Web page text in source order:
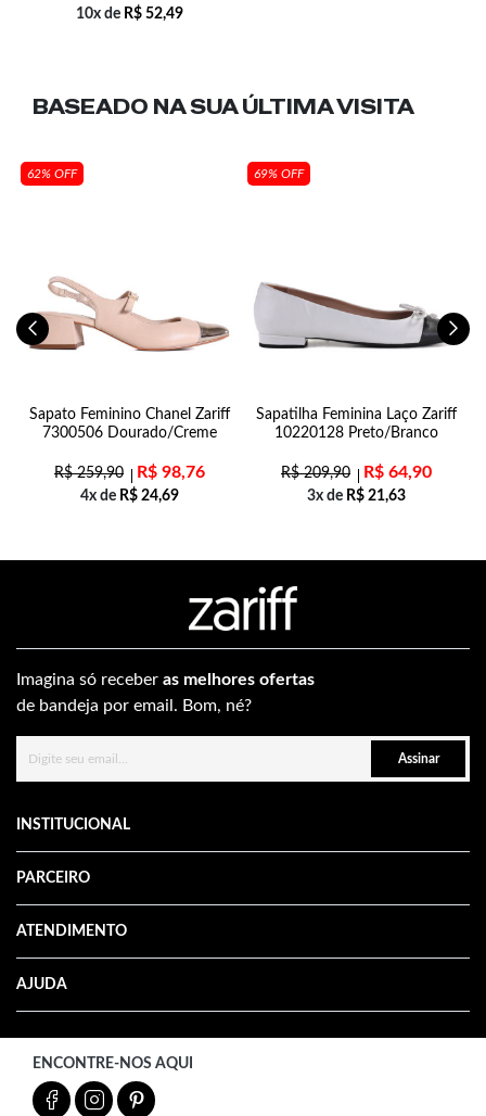
10x de R$ 52,49
BASEADO NA SUAÚLTIMA VISITA
62% OFF
Sapato Feminino Chanel Zariff
7300506 Dourado/Creme
R$259,90 R$ 98,76
4x de R$ 24,69
69% OFF
Sapatilha Feminina Laço Zariff
10220128 Preto/Branco
R$209,90 R$ 64,90
3x de R$ 21,63
Imagina só receber as melhores ofertas
de bandeja por email. Bom, né?
Assinar
INSTITUCIONAL
PARCEIRO
ATENDIMENTO
AJUDA
ENCONTRE-NOS AQUI